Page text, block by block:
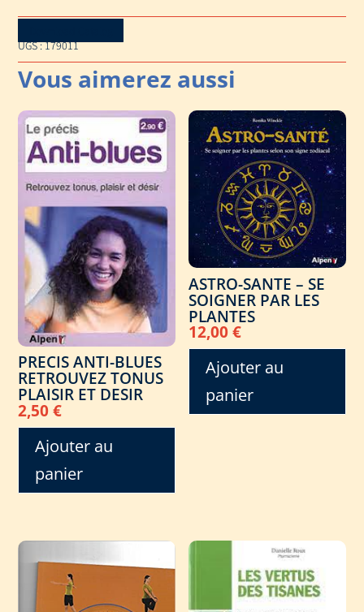
UGS :179011
PRECIS ANTI-BLUES
RETROUVEZ TONUS
PLAISIR ET DESIR
2,50€
Ajouter au
panier
ASTRO-SANTE – SE
SOIGNER PAR LES
PLANTES
12,00€
Ajouter au
panier